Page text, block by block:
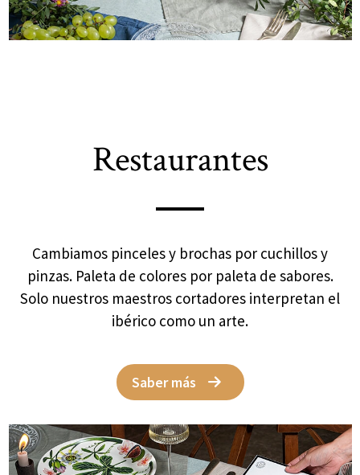
Restaurantes
Cambiamos pinceles y brochas por cuchillos y
pinzas. Paleta de colores por paleta de sabores.
Solo nuestros maestros cortadores interpretan el
ibérico como un arte.
Saber más